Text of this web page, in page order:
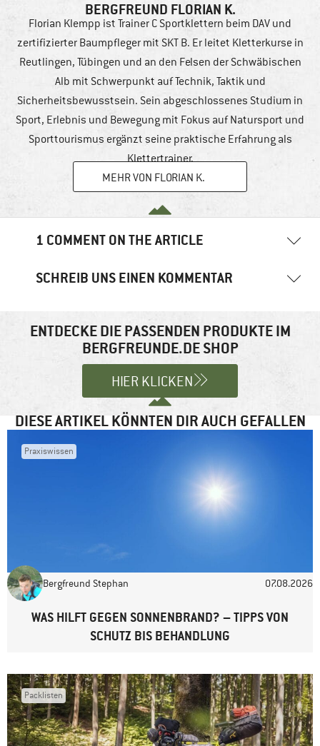
BERGFREUND FLORIAN K.
Florian Klempp ist Trainer C Sportklettern beim DAV und
zertifizierter Baumpfleger mit SKT B. Er leitet Kletterkurse in
Reutlingen, Tübingen und an den Felsen der Schwäbischen
Alb mit Schwerpunkt auf Technik, Taktik und
Sicherheitsbewusstsein. Sein abgeschlossenes Studium in
Sport, Erlebnis und Bewegung mit Fokus auf Natursport und
Sporttourismus ergänzt seine praktische Erfahrung als
Klettertrainer.
MEHR VON FLORIAN K.
1 COMMENT ON THE ARTICLE
Heiko 2. März 2018 12:03 Uhr
regelmäßig mit Spiegelreflex + Smartphone draußen unterwegs, da
sind Artikel zu dem Thema immer hilfreich. :-) Viele Grüße Heiko
SCHREIB UNS EINEN KOMMENTAR
Felder sind mit*markiert
ENTDECKE DIE PASSENDEN PRODUKTE IM
BERGFREUNDE.DE SHOP
HIER KLICKEN
DIESE ARTIKEL KÖNNTEN DIR AUCH GEFALLEN
Praxiswissen
Bergfreund Stephan 07.08.2026
WAS HILFT GEGEN SONNENBRAND? – TIPPS VON
SCHUTZ BIS BEHANDLUNG
Packlisten